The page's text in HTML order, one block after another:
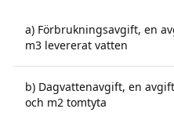
a) Förbrukningsavgift, en
m3 levererat vatten
b) Dagvattenavgift, en
och m2 tomtyta